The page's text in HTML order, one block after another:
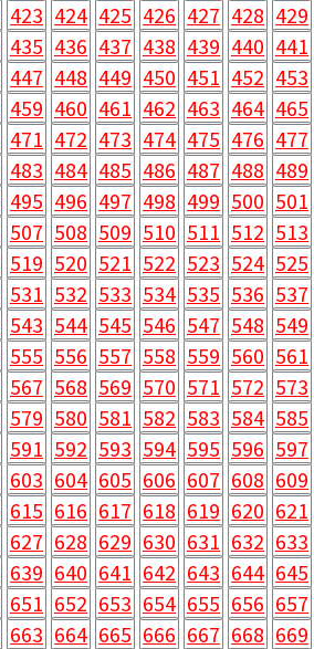
423 424 425 426 427 428 429
435 436 437 438 439 440 441
447 448 449 450 451 452 453
459 460 461 462 463 464 465
471 472 473 474 475 476 477
483 484 485 486 487 488 489
495 496 497 498 499 500 501
507 508 509 510 511 512 513
519 520 521 522 523 524 525
531 532 533 534 535 536 537
543 544 545 546 547 548 549
555 556 557 558 559 560 561
567 568 569 570 571 572 573
579 580 581 582 583 584 585
591 592 593 594 595 596 597
603 604 605 606 607 608 609
615 616 617 618 619 620 621
627 628 629 630 631 632 633
639 640 641 642 643 644 645
651 652 653 654 655 656 657
663 664 665 666 667 668 669